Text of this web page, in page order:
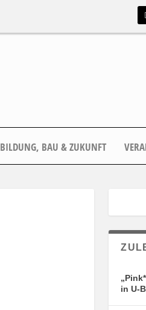
BILDUNG, BAU & ZUKUNFT
in U-